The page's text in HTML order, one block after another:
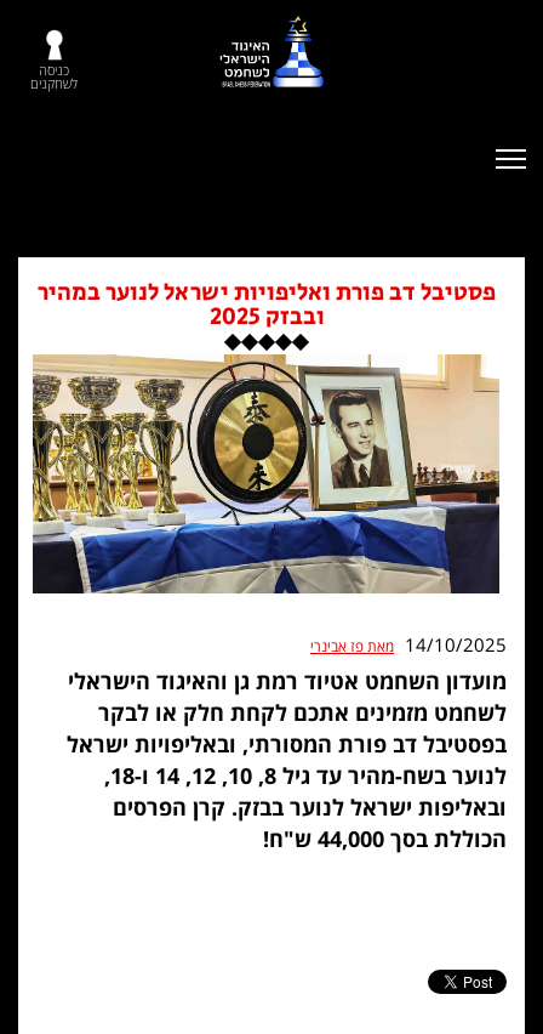
כניסה
לשחקנים
פסטיבל דב פורת ואליפויות ישראל לנוער במהיר
ובבזק 2025
14/10/2025 מאת פז אבינרי
מועדון השחמט אטיוד רמת גן והאיגוד הישראלי
לשחמט מזמינים אתכם לקחת חלק או לבקר
בפסטיבל דב פורת המסורתי, ובאליפויות ישראל
לנוער בשח-מהיר עד גיל 8, 10, 12, 14 ו-18,
ובאליפות ישראל לנוער בבזק. קרן הפרסים
הכוללת בסך 44,000 ש"ח!